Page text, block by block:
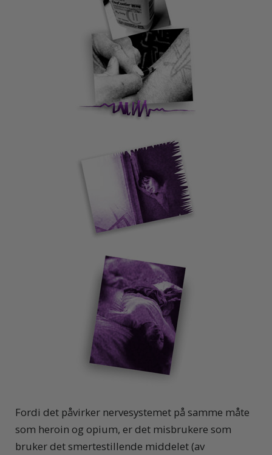
Fordi det påvirker nervesystemet på samme måte
som heroin og opium, er det misbrukere som
bruker det smertestillende middelet (av